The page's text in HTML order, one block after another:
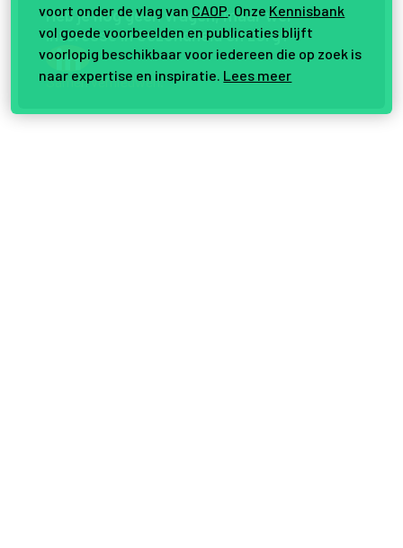
Heb jenoggeenvragen,maar wel
in teresseinGezondheid enzorg?
Samen vernieuwen.
voort onder de vlag van CAOP . Onze Kennisbank
vol goede voorbeelden en publicaties blijft
voorlopig beschikbaar voor iedereen die op zoek is
naar expertise en inspiratie. Lees meer